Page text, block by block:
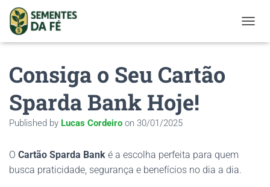
Consiga o Seu Cartão
Sparda Bank Hoje!
Published by Lucas Cordeiro on 30/01/2025
O Cartão Sparda Bank é a escolha perfeita para quem
busca praticidade, segurança e benefícios no dia a dia.